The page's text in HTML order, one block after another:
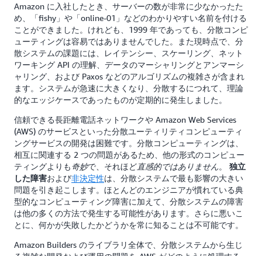
Amazon に入社したとき、サーバーの数が非常に少なかったた
め、「fishy」や「online-01」などのわかりやすい名前を付ける
ことができました。けれども、1999 年であっても、分散コンピ
ューティングは容易ではありませんでした。また現時点で、分
散システムの課題には、レイテンシー、スケーリング、ネット
ワーキング API の理解、データのマーシャリングとアンマーシ
ャリング、および Paxos などのアルゴリズムの複雑さが含まれ
ます。システムが急速に大きくなり、分散するにつれて、理論
的なエッジケースであったものが定期的に発生しました。
信頼できる長距離電話ネットワークや Amazon Web Services
(AWS) のサービスといった分散ユーティリティコンピューティ
ングサービスの開発は困難です。分散コンピューティングは、
相互に関連する 2 つの問題があるため、他の形式のコンピュー
ティングよりも奇妙で、それほど直感的ではありません。
独立
した障害および非決定性は、分散システムで最も影響の大きい
問題を引き起こします。ほとんどのエンジニアが慣れている典
型的なコンピューティング障害に加えて、分散システムの障害
は他の多くの方法で発生する可能性があります。さらに悪いこ
とに、何かが失敗したかどうかを常に知ることは不可能です。
Amazon Builders のライブラリ全体で、分散システムから生じ